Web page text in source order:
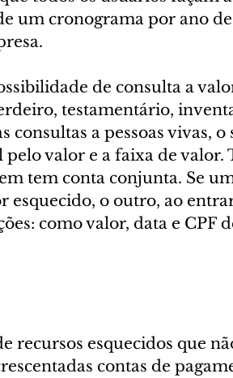
um cronograma por ano de
de consulta a
testamentário,
consultas a pessoas vivas, o
valor e a faixa de valor.
tem conta conjunta. Se
esquecido, o outro, ao
como valor, data e CPF
recursos esquecidos que
contas de